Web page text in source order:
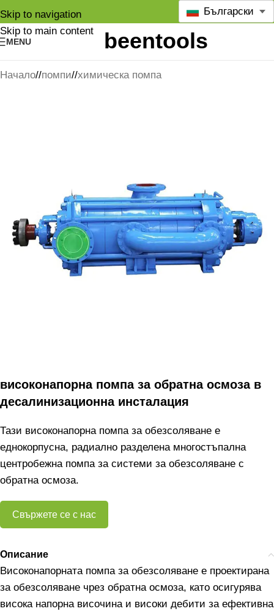
Skip to navigation
Skip to main content
MENU
Български
Начало/ помпи/ химическа помпа
високонапорна помпа за обратна осмоза в
десалинизационна инсталация
Тази високонапорна помпа за обезсоляване е
еднокорпусна, радиално разделена многостъпална
центробежна помпа за системи за обезсоляване с
обратна осмоза.
Свържете се с нас
Описание
Високонапорната помпа за обезсоляване е проектирана
за обезсоляване чрез обратна осмоза, като осигурява
висока напорна височина и високи дебити за ефективна